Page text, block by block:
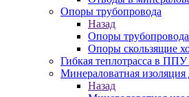
Опоры трубопровода
Назад
Опоры трубопровода
Опоры скользящие
Гибкая теплотрасса в
Минераловатная изоляция
Назад